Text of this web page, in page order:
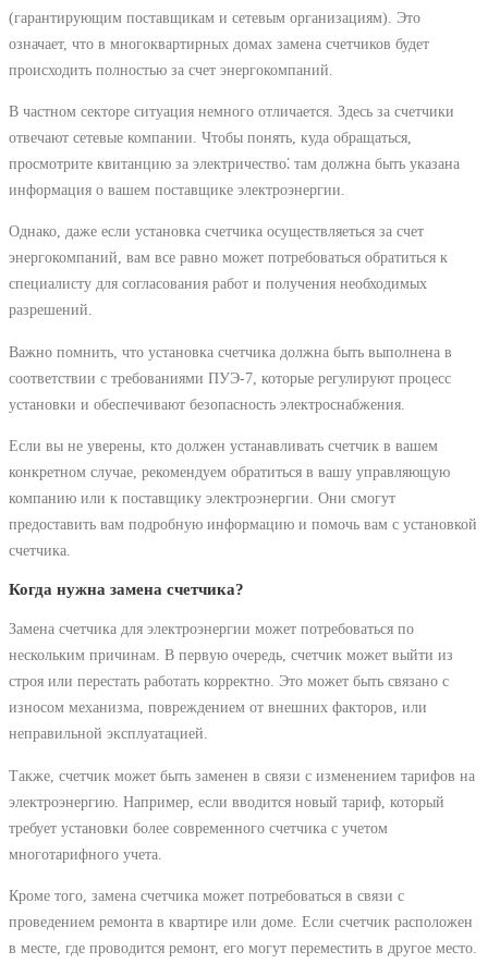
(гарантирующим поставщикам и сетевым организациям). Это
означает, что в многоквартирных домах замена счетчиков будет
происходить полностью за счет энергокомпаний.
В частном секторе ситуация немного отличается. Здесь за счетчики
отвечают сетевые компании. Чтобы понять, куда обращаться,
просмотрите квитанцию за электричество⁚ там должна быть указана
информация о вашем поставщике электроэнергии.
Однако, даже если установка счетчика осуществляеться за счет
энергокомпаний, вам все равно может потребоваться обратиться к
специалисту для согласования работ и получения необходимых
разрешений.
Важно помнить, что установка счетчика должна быть выполнена в
соответствии с требованиями ПУЭ-7, которые регулируют процесс
установки и обеспечивают безопасность электроснабжения.
Если вы не уверены, кто должен устанавливать счетчик в вашем
конкретном случае, рекомендуем обратиться в вашу управляющую
компанию или к поставщику электроэнергии. Они смогут
предоставить вам подробную информацию и помочь вам с установкой
счетчика.
Когда нужна замена счетчика?
Замена счетчика для электроэнергии может потребоваться по
нескольким причинам. В первую очередь, счетчик может выйти из
строя или перестать работать корректно. Это может быть связано с
износом механизма, повреждением от внешних факторов, или
неправильной эксплуатацией.
Также, счетчик может быть заменен в связи с изменением тарифов на
электроэнергию. Например, если вводится новый тариф, который
требует установки более современного счетчика с учетом
многотарифного учета.
Кроме того, замена счетчика может потребоваться в связи с
проведением ремонта в квартире или доме. Если счетчик расположен
в месте, где проводится ремонт, его могут переместить в другое место.